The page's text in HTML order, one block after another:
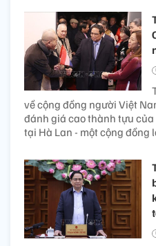
về cộng đồng người Việt
đánh giá cao thành tựu
tại Hà Lan - một cộng đồng